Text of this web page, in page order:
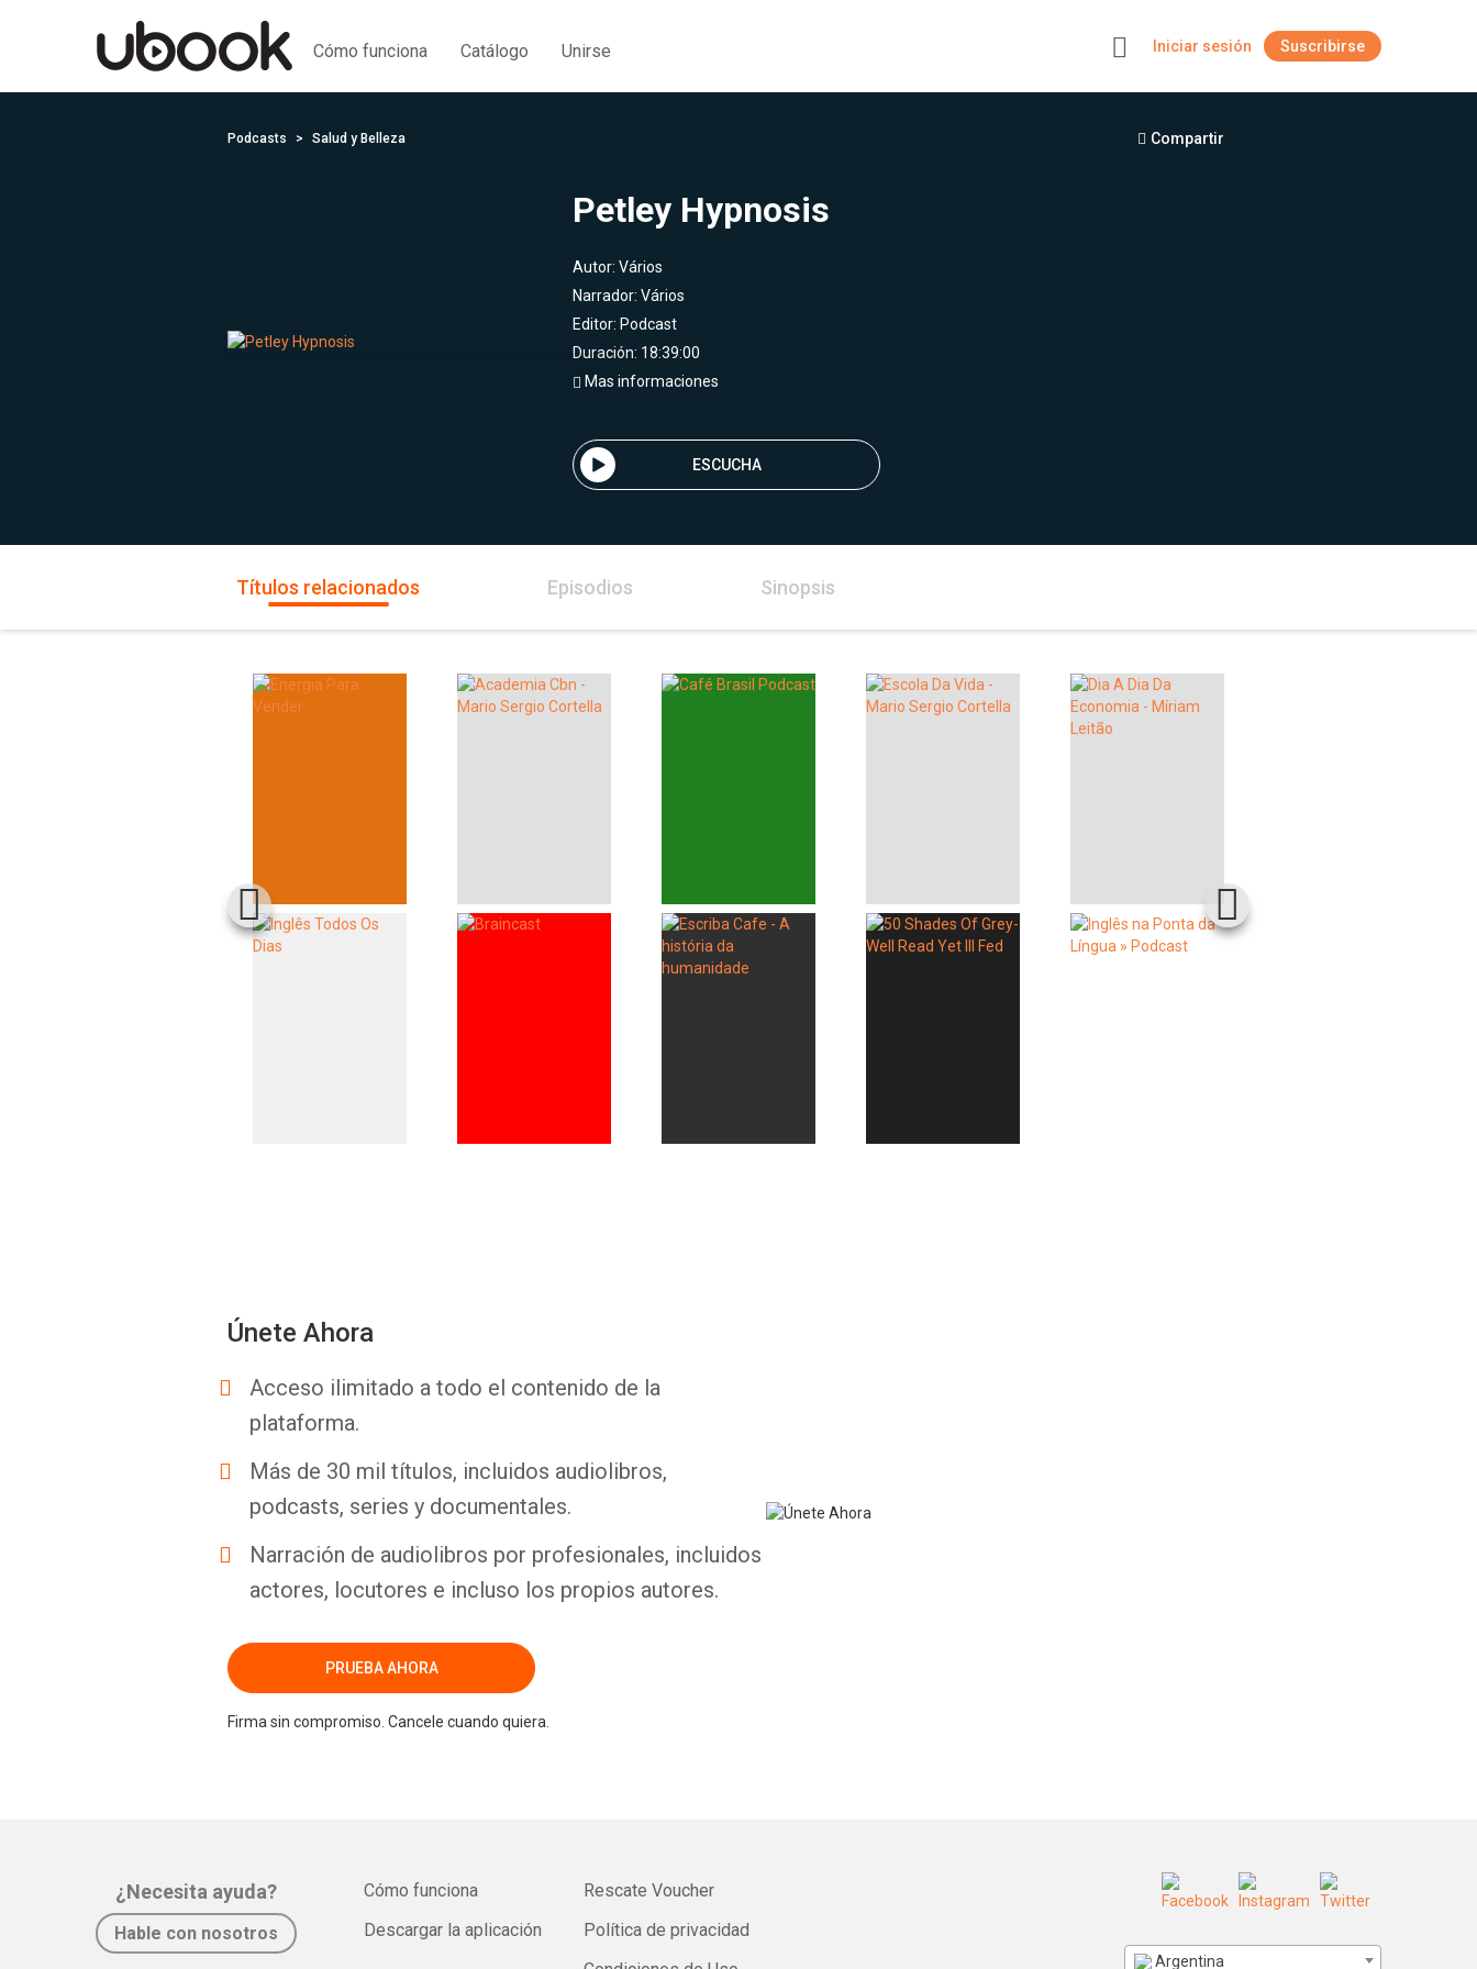
Cómo funciona Catálogo Unirse Iniciar sesión Suscribirse
Podcasts Salud y Belleza Compartir
Petley Hypnosis
Autor: Vários
Narrador: Vários
Editor: Podcast
Duración: 18:39:00
Mas informaciones
ESCUCHA
Títulos relacionados Episodios Sinopsis
Únete Ahora
Acceso ilimitado a todo el contenido de la
plataforma.
Más de 30 mil títulos, incluidos audiolibros,
podcasts, series y documentales.
Narración de audiolibros por profesionales, incluidos
actores, locutores e incluso los propios autores.
PRUEBA AHORA
Firma sin compromiso. Cancele cuando quiera.
¿Necesita ayuda?
Hable con nosotros
Cómo funciona
Descargar la aplicación
Rescate Voucher
Política de privacidad
Argentina